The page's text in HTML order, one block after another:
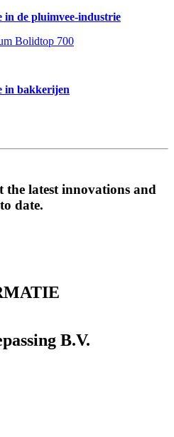
in de pluimvee-industrie
in bakkerijen
the latest innovations and
date.
B.V.